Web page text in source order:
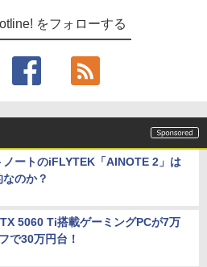
をフォローする
ノートのiFLYTEK「AINOTE 2」は
のか？
5060 Ti搭載ゲーミングPCが7万
で30万円台！